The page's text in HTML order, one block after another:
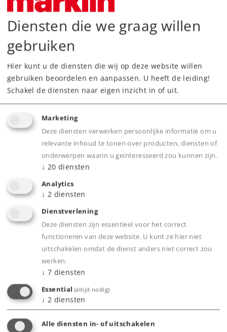
5,69 €
Leverbaar vanaf fabriek.
Spoor H0 Diversen
Art.-No. 71415
Stekkers rood
5,69 €
Online kopen
Diensten die we graag willen
gebruiken
Hier kunt u de diensten die wij op deze website willen
gebruiken beoordelen en aanpassen. U heeft de leiding!
Schakel de diensten naar eigen inzicht in of uit.
Marketing
Deze diensten verwerken persoonlijke informatie om u
relevante inhoud te tonen over producten, diensten of
onderwerpen waarin u geïnteresseerd zou kunnen zijn.
↓ 20 diensten
Analytics
↓ 2 diensten
Dienstverlening
Deze diensten zijn essentieel voor het correct
functioneren van deze website. U kunt ze hier niet
uitschakelen omdat de dienst anders niet correct zou
werken.
↓ 7 diensten
Essential (altijd nodig)
↓ 2 diensten
Alle diensten in- of uitschakelen